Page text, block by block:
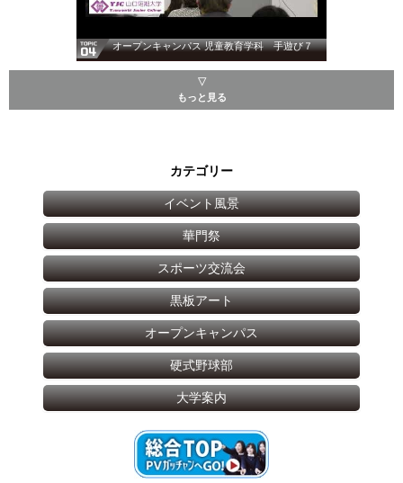
オープンキャンパス 児童教育学科 手遊び７
▽
もっと見る
カテゴリー
イベント風景
華門祭
スポーツ交流会
黒板アート
オープンキャンパス
硬式野球部
大学案内